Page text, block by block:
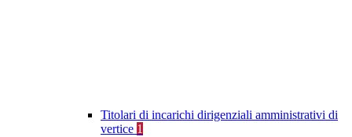
Titolari di incarichi dirigenziali amministrativi di
vertice 1